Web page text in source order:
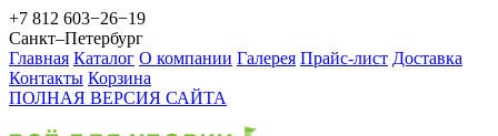
+7 812 603−26−19
Санкт–Петербург
Главная Каталог О компании Галерея Прайс-лист Доставка
Контакты Корзина
ПОЛНАЯ ВЕРСИЯ САЙТА